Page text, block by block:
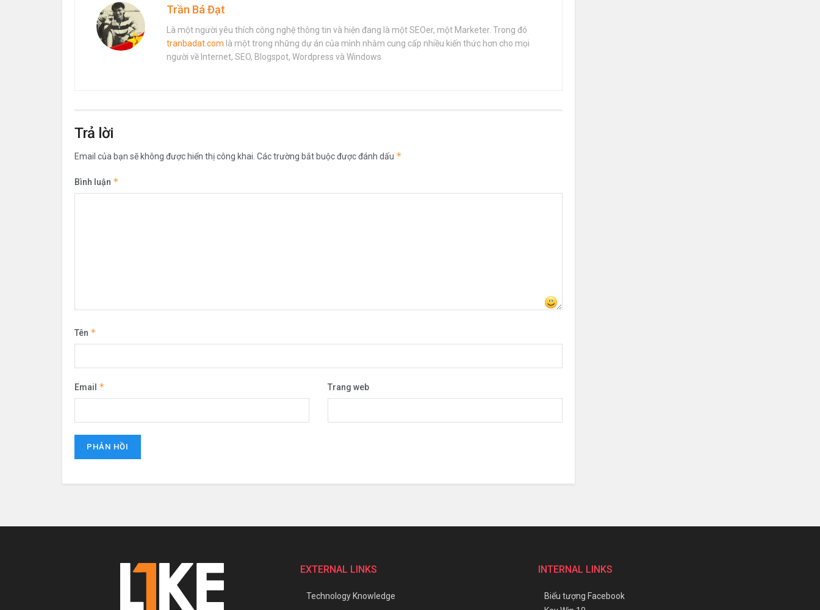
Trần Bá Đạt
Là một người yêu thích công nghệ thông tin và hiện đang là một SEOer, một Marketer. Trong đó
tranbadat.com là một trong những dự án của mình nhằm cung cấp nhiều kiến thức hơn cho mọi
người về Internet, SEO, Blogspot, Wordpress và Windows
Trả lời
Email của bạn sẽ không được hiển thị công khai. Các trường bắt buộc được đánh dấu *
Bình luận *
Tên *
Email * Trang web
EXTERNAL LINKS
Technology Knowledge
INTERNAL LINKS
Biểu tượng Facebook